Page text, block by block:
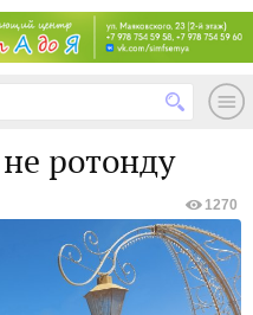
ротонду
1270